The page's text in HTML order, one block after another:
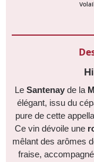
Le Santenayde la
élégant, issu du
pure de cette
Ce vin dévoile une
mêlant des arômes
fraise,